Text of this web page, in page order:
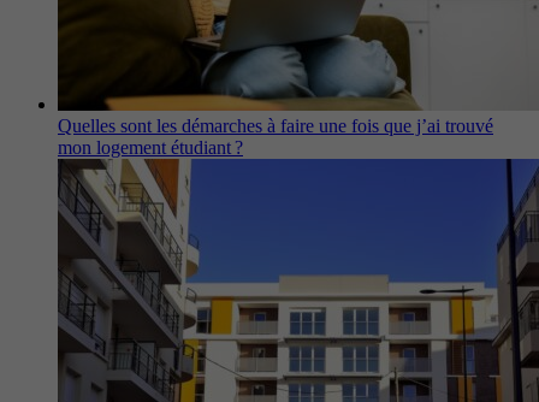
Quelles sont les démarches à faire une fois que j’ai trouvé
mon logement étudiant ?